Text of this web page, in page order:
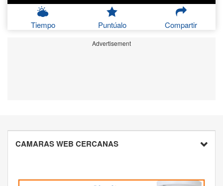
Tiempo Puntúalo Compartir
Advertisement
CAMARAS WEB CERCANAS